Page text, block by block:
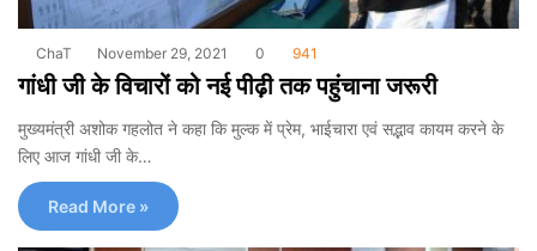
ChaT November 29, 2021 0 941
गांधी जी के विचारों को नई पीढ़ी तक पहुंचाना जरूरी
मुख्यमंत्री अशोक गहलोत ने कहा कि मुल्क में प्रेम, भाईचारा एवं सद्भाव कायम करने के
लिए आज गांधी जी के…
Read More »